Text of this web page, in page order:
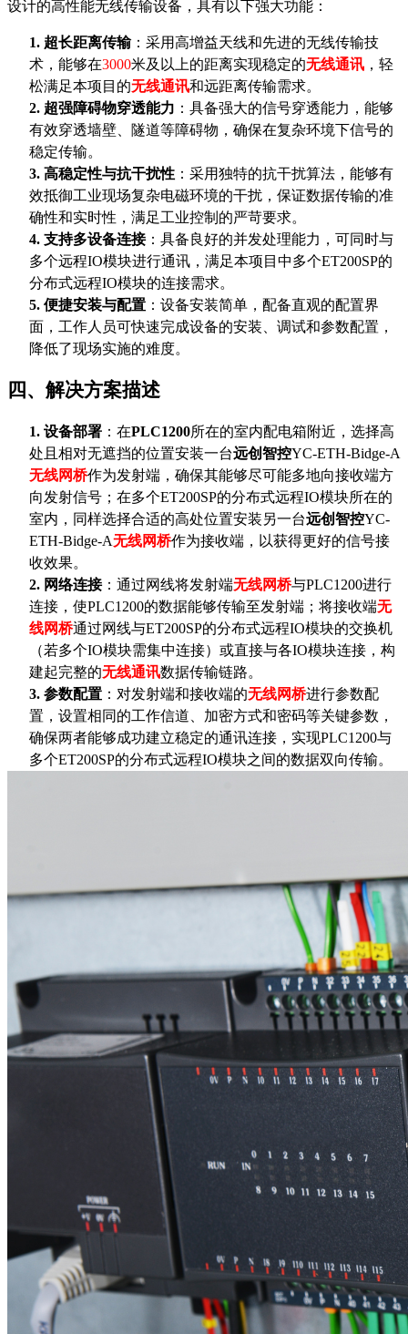
设计的高性能无线传输设备，具有以下强大功能：
1. 超长距离传输：采用高增益天线和先进的无线传输技
术，能够在3000米及以上的距离实现稳定的无线通讯 ，轻
松满足本项目的无线通讯和远距离传输需求。
2. 超强障碍物穿透能力 ：具备强大的信号穿透能力，能够
有效穿透墙壁、隧道等障碍物，确保在复杂环境下信号的
稳定传输。
3. 高稳定性与抗干扰性 ：采用独特的抗干扰算法，能够有
效抵御工业现场复杂电磁环境的干扰，保证数据传输的准
确性和实时性，满足工业控制的严苛要求。
4. 支持多设备连接：具备良好的并发处理能力，可同时与
多个远程IO模块进行通讯，满足本项目中多个ET200SP的
分布式远程IO模块的连接需求。
5. 便捷安装与配置 ：设备安装简单，配备直观的配置界
面，工作人员可快速完成设备的安装、调试和参数配置，
降低了现场实施的难度。
四、解决方案描述
1. 设备部署 ：在PLC1200所在的室内配电箱附近，选择高
处且相对无遮挡的位置安装一台远创智控YC-ETH-Bidge-A
无线网桥作为发射端，确保其能够尽可能多地向接收端方
向发射信号；在多个ET200SP的分布式远程IO模块所在的
室内，同样选择合适的高处位置安装另一台远创智控YC-
ETH-Bidge-A无线网桥作为接收端，以获得更好的信号接
收效果。
2. 网络连接：通过网线将发射端无线网桥与PLC1200进行
连接，使PLC1200的数据能够传输至发射端；将接收端无
线网桥通过网线与ET200SP的分布式远程IO模块的交换机
（若多个IO模块需集中连接）或直接与各IO模块连接，构
建起完整的无线通讯数据传输链路。
3. 参数配置 ：对发射端和接收端的无线网桥进行参数配
置，设置相同的工作信道、加密方式和密码等关键参数，
确保两者能够成功建立稳定的通讯连接，实现PLC1200与
多个ET200SP的分布式远程IO模块之间的数据双向传输。